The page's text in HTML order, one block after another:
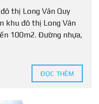
thị Long Vân Quy
khu đô thị Long Vân
100m2. Đường nhựa,
ĐỌC THÊM